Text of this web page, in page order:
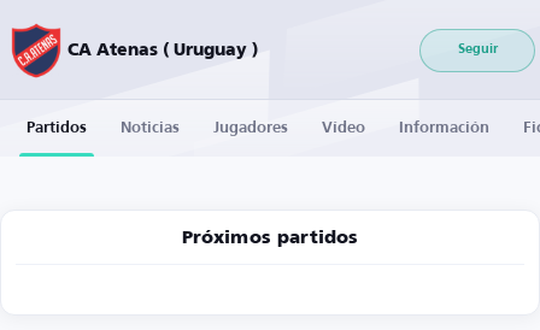
CA Atenas ( Uruguay ) Seguir
Partidos Noticias Jugadores Vídeo Información
Próximos partidos